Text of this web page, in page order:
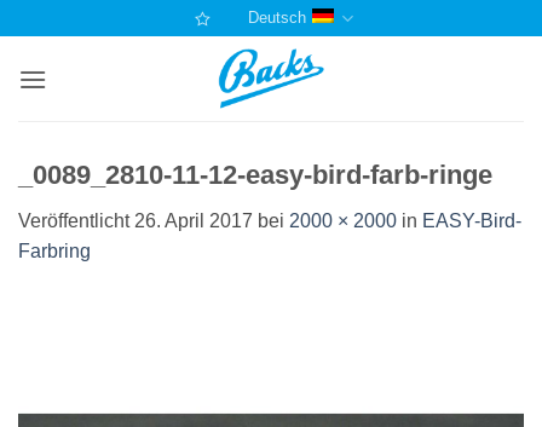
springen
Deutsch
_0089_2810-11-12-easy-bird-farb-ringe
Veröffentlicht 26. April 2017 bei 2000 × 2000 in EASY-Bird-
Farbring